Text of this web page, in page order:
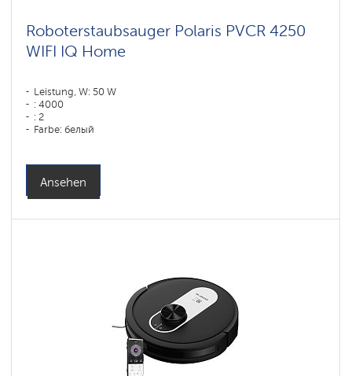
Roboterstaubsauger Polaris PVCR 4250
WIFI IQ Home
Leistung, W: 50 W
: 4000
: 2
Farbe: белый
Ansehen